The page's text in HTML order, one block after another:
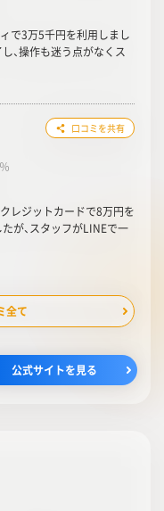
で3万5千円を利用しまし
、操作も迷う点がなくス
口コミを共有
レジットカードで8万円を
が、スタッフがLINEで一
全て
公式サイトを見る